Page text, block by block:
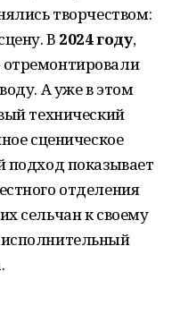
творчеством:
В 2024 году,
А уже в этом
технический
сценическое
подход показывает
отделения
сельчан к своему